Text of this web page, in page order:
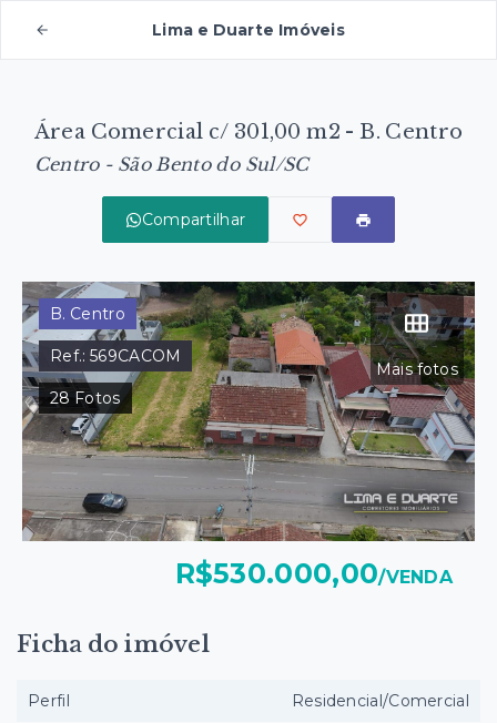
Lima e Duarte Imóveis
Área Comercial c/ 301,00 m2 - B. Centro
Centro - São Bento do Sul/SC
Compartilhar
Mais fotos
B. Centro
Ref.:569CACOM
28 Fotos
R$530.000,00/VENDA
Ficha do imóvel
Perfil Residencial/Comercial